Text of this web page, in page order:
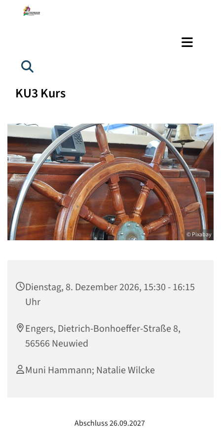
KU3 Kurs
© Pixabay
Dienstag, 8. Dezember 2026, 15:30 - 16:15
Uhr
Engers, Dietrich-Bonhoeffer-Straße 8,
56566 Neuwied
Muni Hammann; Natalie Wilcke
Abschluss 26.09.2027